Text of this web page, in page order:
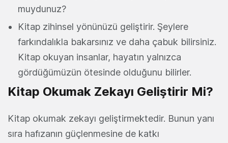
muydunuz?
Kitap zihinsel yönünüzü geliştirir. Şeylere
farkındalıkla bakarsınız ve daha çabuk bilirsiniz.
Kitap okuyan insanlar, hayatın yalnızca
gördüğümüzün ötesinde olduğunu bilirler.
Kitap Okumak Zekayı Geliştirir Mi?
Kitap okumak zekayı geliştirmektedir. Bunun yanı
sıra hafızanın güçlenmesine de katkı